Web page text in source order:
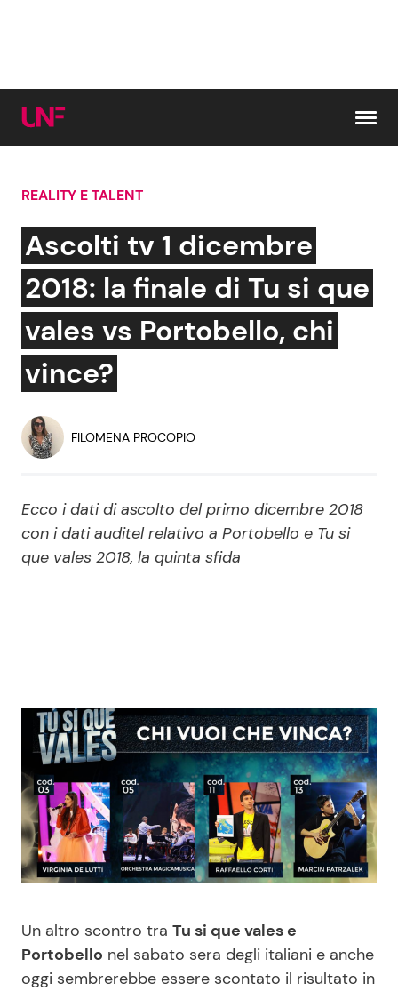
Cerca:
News e Cronaca
Attualità Italiana
Dal Mondo
Economia
Persone Scomparse
Politica
Gossip e TV
Bellezze VIP
Reality e Talent
Soap Opera
News Musica
News Spettacolo
Benessere
Casa
Moda e Style
Mondo Mamma
Cucina e Ricette
Consigli di Cucina
Le Ricette in TV
REALITY E TALENT
Ascolti tv 1 dicembre
2018: la finale di Tu si que
vales vs Portobello, chi
vince?
FILOMENA PROCOPIO
Ecco i dati di ascolto del primo dicembre 2018
con i dati auditel relativo a Portobello e Tu si
que vales 2018, la quinta sfida
Un altro scontro tra Tu si que vales e
Portobello nel sabato sera degli italiani e anche
oggi sembrerebbe essere scontato il risultato in